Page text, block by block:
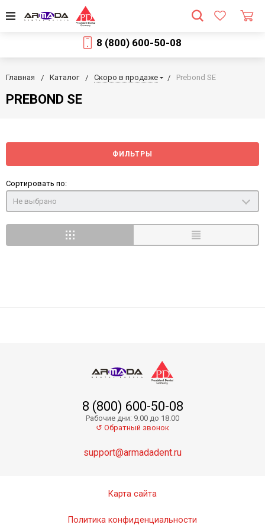
8 (800) 600-50-08
Главная Каталог Скоро в продаже Prebond SE
PREBOND SE
ФИЛЬТРЫ
Сортировать по:
Не выбрано
8 (800) 600-50-08
Рабочие дни: 9.00 до 18.00
↺ Обратный звонок
support@armadadent.ru
Карта сайта
Политика конфиденциальности